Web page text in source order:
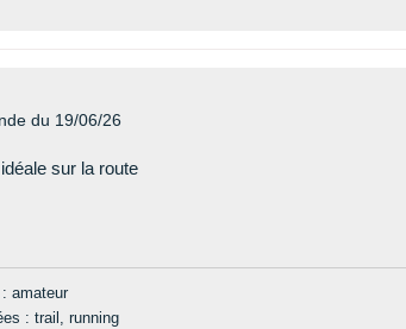
du 19/06/26
sur la route
amateur
: trail, running